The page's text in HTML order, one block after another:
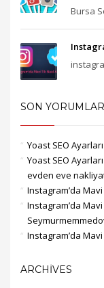
Bursa
SON YORUMLAR
Yoast SEO
Yoast SEO
evden eve
Instagram’da Mavi
Instagram’da Mavi
Instagram’da Mavi
ARCHIVES